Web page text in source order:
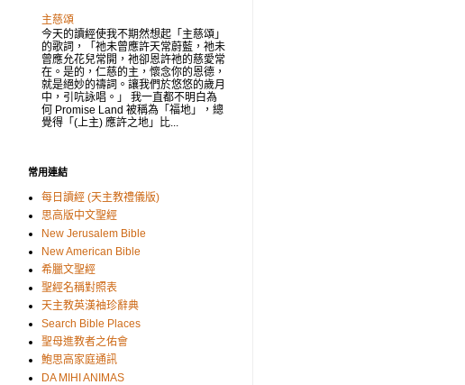
主慈頌
今天的讀經使我不期然想起「主慈頌」
的歌詞，「祂未曾應許天常蔚藍，祂未
曾應允花兒常開，祂卻恩許祂的慈愛常
在。是的，仁慈的主，懷念你的恩德，
就是絕妙的禱詞。讓我們於悠悠的歲月
中，引吭詠唱。」 我一直都不明白為
何 Promise Land 被稱為「福地」，總
覺得「(上主) 應許之地」比...
常用連結
每日讀經 (天主教禮儀版)
思高版中文聖經
New Jerusalem Bible
New American Bible
希臘文聖經
聖經名稱對照表
天主教英漢袖珍辭典
Search Bible Places
聖母進教者之佑會
鮑思高家庭通訊
DA MIHI ANIMAS